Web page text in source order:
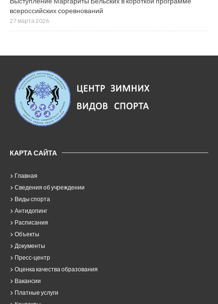
всероссийских соревнований
27 марта 2026
КАРТА САЙТА
Главная
Сведения об учреждении
Виды спорта
Антидопинг
Расписания
Объекты
Документы
Пресс-центр
Оценка качества образования
Вакансии
Платные услуги